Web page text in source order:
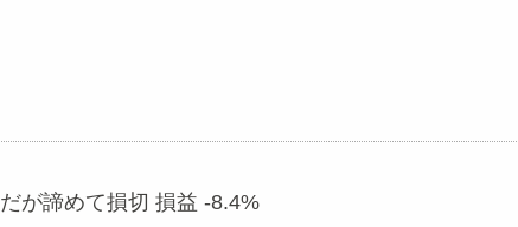
だが諦めて損切 損益 -8.4%